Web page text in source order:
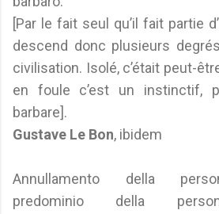
[Par le fait seul qu’il fait partie
descend donc plusieurs
civilisation. Isolé, c’était peut-
en foule c’est un instinctif,
barbare].
Gustave Le Bon, ibidem
Annullamento della
predominio della